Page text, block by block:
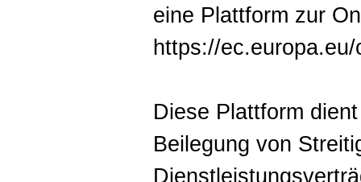
eine Plattform zur
https://ec.europa.eu/
Diese Plattform
Beilegung von